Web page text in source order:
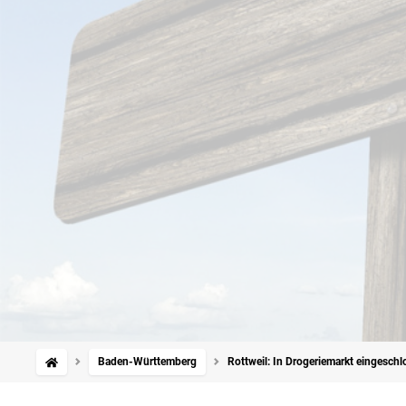
Baden-Württemberg Rottweil: In Drogeriemarkt